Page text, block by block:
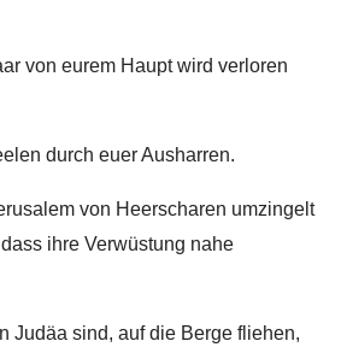
von eurem Haupt wird verloren
durch euer Ausharren.
von Heerscharen umzingelt
ihre Verwüstung nahe
Judäa sind, auf die Berge fliehen,